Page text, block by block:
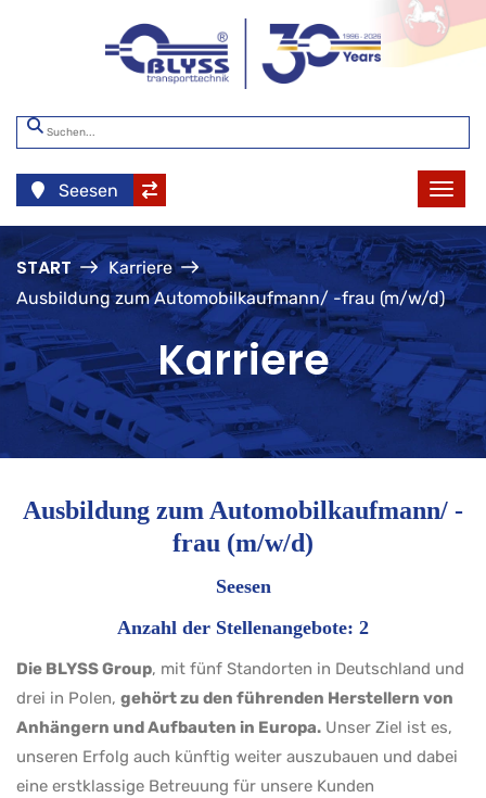
Seesen
START
Karriere
Ausbildung zum Automobilkaufmann/ -frau (m/w/d)
Karriere
Ausbildung zum Automobilkaufmann/ -
frau (m/w/d)
Seesen
Anzahl der Stellenangebote: 2
Die BLYSS Group, mit fünf Standorten in Deutschland und
drei in Polen, gehört zu den führenden Herstellern von
Anhängern und Aufbauten in Europa. Unser Ziel ist es,
unseren Erfolg auch künftig weiter auszubauen und dabei
eine erstklassige Betreuung für unsere Kunden